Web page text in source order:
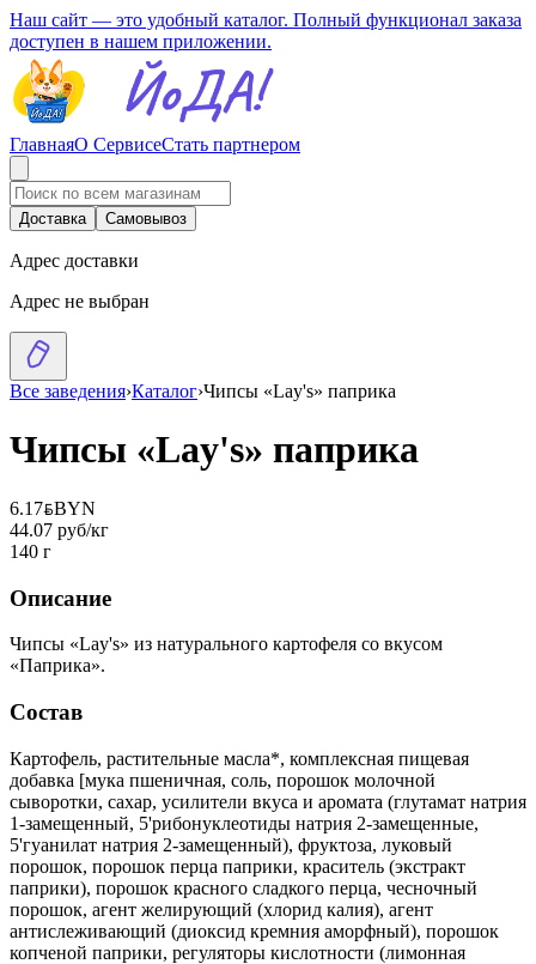
Наш сайт — это удобный каталог. Полный функционал заказа
доступен в нашем приложении.
ГлавнаяО СервисеСтать партнером
Доставка Самовывоз
Адрес доставки
Адрес не выбран
Все заведения›Каталог›Чипсы «Lay's» паприка
Чипсы «Lay's» паприка
6.17BYNBYN
44.07 руб/кг
140 г
Описание
Чипсы «Lay's» из натурального картофеля со вкусом
«Паприка».
Состав
Картофель, растительные масла*, комплексная пищевая
добавка [мука пшеничная, соль, порошок молочной
сыворотки, сахар, усилители вкуса и аромата (глутамат натрия
1-замещенный, 5'рибонуклеотиды натрия 2-замещенные,
5'гуанилат натрия 2-замещенный), фруктоза, луковый
порошок, порошок перца паприки, краситель (экстракт
паприки), порошок красного сладкого перца, чесночный
порошок, агент желирующий (хлорид калия), агент
антислеживающий (диоксид кремния аморфный), порошок
копченой паприки, регуляторы кислотности (лимонная